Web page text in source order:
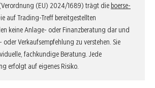
(EU) 2024/1689) trägt die boerse-
auf Trading-Treff bereitgestellten
keine Anlage- oder Finanzberatung dar und
Verkaufsempfehlung zu verstehen. Sie
fachkundige Beratung. Jede
erfolgt auf eigenes Risiko.